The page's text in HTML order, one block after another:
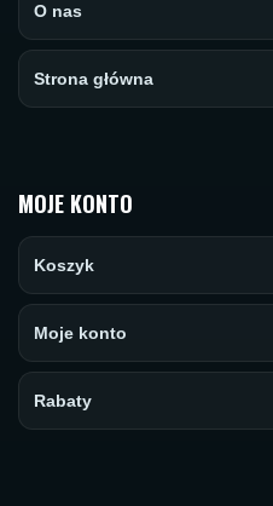
O nas
Strona główna
MOJE KONTO
Koszyk
Moje konto
Rabaty